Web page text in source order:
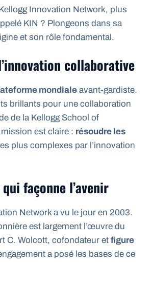
Innovation Network, plus
KIN ? Plongeons dans sa
et son rôle fondamental.
collaborative
mondiale avant-gardiste.
brillants pour une collaboration
de la Kellogg School of
est claire : résoudre les
plus complexes par l’innovation
façonne l’avenir
Network a vu le jour en 2003.
est largement l’œuvre du
C. Wolcott, cofondateur et figure
a posé les bases de ce